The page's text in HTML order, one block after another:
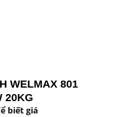
WELMAX 801
20KG
biết giá